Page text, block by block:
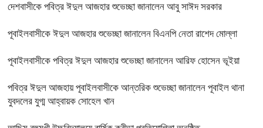
দেশবাসীকে পবিত্র ঈদুল আজহার শুভেচ্ছা জানালেন আবু সাঈদ সরকার
পূবাইলবাসীকে ঈদুল আজহার শুভেচ্ছা জানালেন বিএনপি নেতা রাশেদ মোল্লা
পূবাইলবাসীকে পবিত্র ঈদুল আজহার শুভেচ্ছা জানালেন আরিফ হোসেন ভূইয়া
পবিত্র ঈদুল আজহায় পূবাইলবাসীকে আন্তরিক শুভেচ্ছা জানালেন পূবাইল থানা
যুবদলের যুগ্ম আহ্বায়ক সোহেল খান